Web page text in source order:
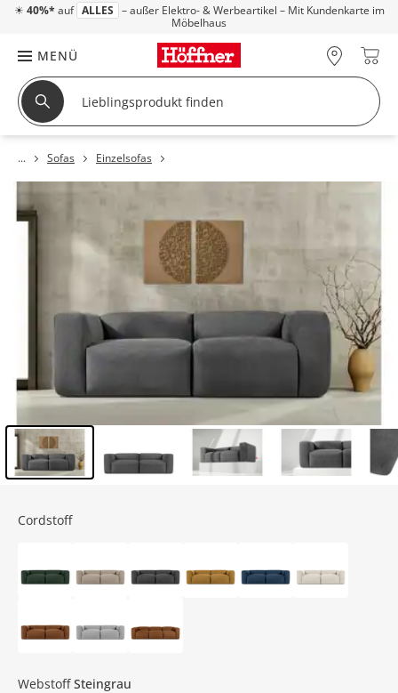
☀ 40%* auf ALLES – außer Elektro- & Werbeartikel – Mit Kundenkarte im
Möbelhaus
MENÜ
Sofas Einzelsofas
Cordstoff
Webstoff Steingrau